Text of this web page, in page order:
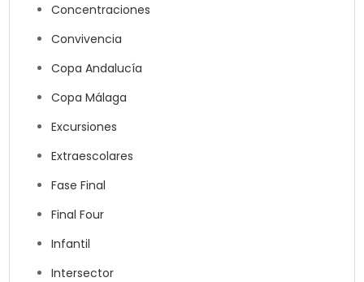
Concentraciones
Convivencia
Copa Andalucía
Copa Málaga
Excursiones
Extraescolares
Fase Final
Final Four
Infantil
Intersector